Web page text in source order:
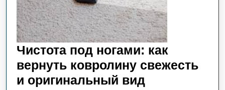
Чистота под ногами: как
вернуть ковролину свежесть
и оригинальный видЧистота